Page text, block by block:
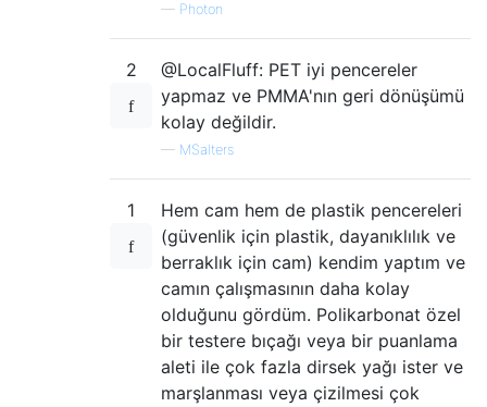
— Photon
2
@LocalFluff: PET iyi pencereler
yapmaz ve PMMA'nın geri dönüşümü
kolay değildir.
— MSalters
1
Hem cam hem de plastik pencereleri
(güvenlik için plastik, dayanıklılık ve
berraklık için cam) kendim yaptım ve
camın çalışmasının daha kolay
olduğunu gördüm. Polikarbonat özel
bir testere bıçağı veya bir puanlama
aleti ile çok fazla dirsek yağı ister ve
marşlanması veya çizilmesi çok